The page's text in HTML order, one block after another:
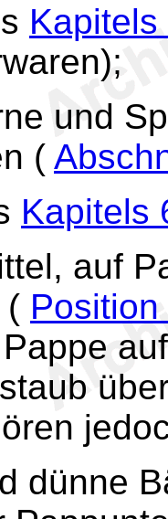
Kapitels
und
(
Kapitels
auf
(
dünne